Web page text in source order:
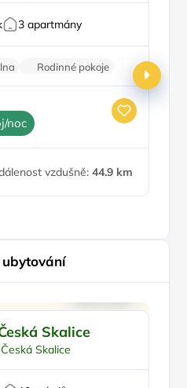
3 apartmány
Rodinné pokoje
Stolní hry
noc
vzdušně: 44.9 km
Skalice
Skalice